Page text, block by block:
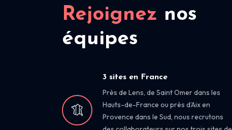
Rejoignez nos
équipes
3 sites en France
Près de Lens, de Saint Omer dans les
Hauts-de-France ou près d’Aix en
Provence dans le Sud, nous recrutons